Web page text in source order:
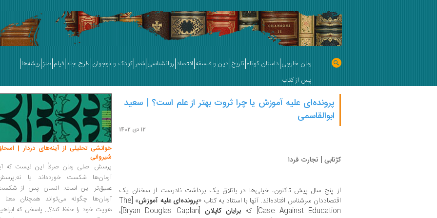
رمان خارجی داستان کوتاه تاریخ دین و فلسفه اقتصاد روانشناسی شعر کودک و نوجوان طرح جلد فیلم طنز ریشه‌ها
پس از کتاب
پرونده‌ای علیه آموزش یا چرا ثروت بهتر از علم است؟ | سعید
ابوالقاسمی
12 دی 1402
کژتابی | تجارت فردا
از پنج سال پیش تاکنون، خیلی‌ها در باتلاق یک برداشت نادرست از سخنان یک
اقتصاددان سرشناس افتاده‌اند. آنها با استناد به کتاب «پرونده‌ای علیه آموزش
» [The
Case Against Education] که
برایان کاپلان
[Bryan Douglas Caplan]،
خوانشی تحلیلی از آینه‌های دردار |
شیروانی
پرسش اصلی رمان صرفاً این نیست که
آرمان‌ها شکست خورده‌اند یا
عمیق‌تر این است: انسان پس از
آرمان‌ها چگونه می‌تواند همچنان معنا
هویت خود را حفظ کند؟... پاسخی که